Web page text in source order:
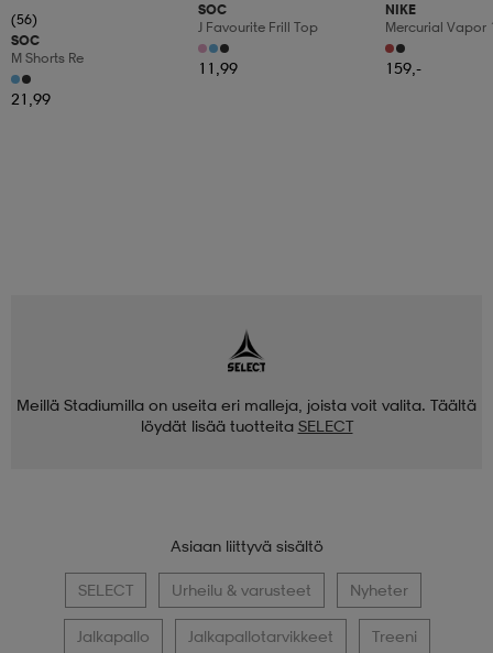
(56)
SOC
M Shorts Re
21,99
SOC
J Favourite Frill Top
11,99
NIKE
Mercurial Vapor
159,-
Meillä Stadiumilla on useita eri malleja, joista voit valita. Täältä
löydät lisää tuotteita SELECT
Asiaan liittyvä sisältö
SELECT Urheilu & varusteet Nyheter
Jalkapallo Jalkapallotarvikkeet Treeni